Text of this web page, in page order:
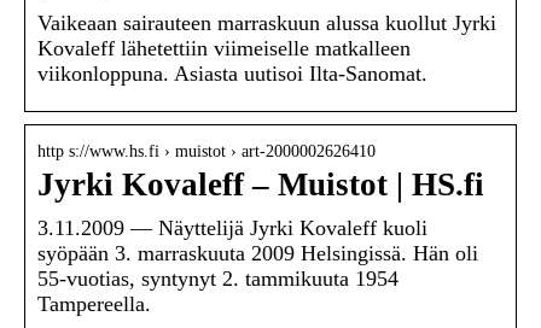
Vaikeaan sairauteen marraskuun alussa kuollut Jyrki
Kovaleff lähetettiin viimeiselle matkalleen
viikonloppuna. Asiasta uutisoi Ilta-Sanomat.
http s://www.hs.fi › muistot › art-2000002626410
Jyrki Kovaleff – Muistot | HS.fi
3.11.2009 — Näyttelijä Jyrki Kovaleff kuoli
syöpään 3. marraskuuta 2009 Helsingissä. Hän oli
55-vuotias, syntynyt 2. tammikuuta 1954
Tampereella.